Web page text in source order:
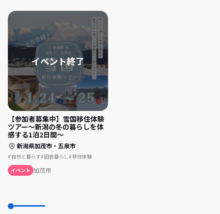
【参加者募集中】雪国移住体験
ツアー～新潟の冬の暮らしを体
感する1泊2日間～
新潟県加茂市・五泉市
自然と暮らす 田舎暮らし 移住体験
イベント 加茂市